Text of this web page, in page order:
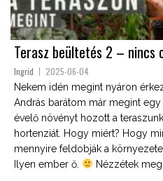
Terasz beültetés 2 – nincs
Ingrid 2025-06-04
Nekem idén megint nyáron
András barátom már megint
évelő növényt hozott a
hortenziát. Hogy miért? Hogy
mennyire feldobják a
Ilyen ember ő.
Nézzétek meg,